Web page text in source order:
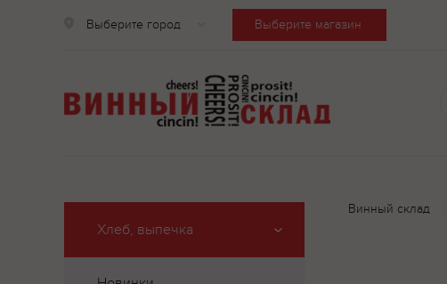
Выберите город Выберите магазин
Хлеб, выпечка
Винный склад